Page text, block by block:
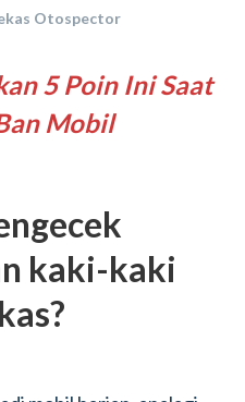
Otospector
5 Poin Ini Saat
Mobil
kaki-kaki